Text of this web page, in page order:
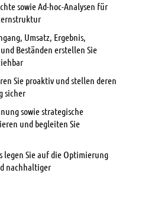
sowie Ad-hoc-Analysen für
Umsatz, Ergebnis,
Beständen erstellen Sie
Sie proaktiv und stellen deren
sicher
sowie strategische
und begleiten Sie
legen Sie auf die Optimierung
nachhaltiger